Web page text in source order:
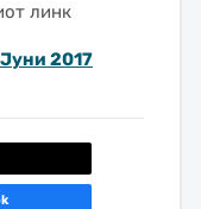
линк
2017